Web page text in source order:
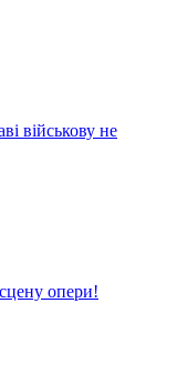
військову не
опери!